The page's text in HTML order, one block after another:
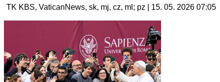
TK KBS, VaticanNews, sk, mj, cz, ml; pz | 15. 05. 2026 07:05